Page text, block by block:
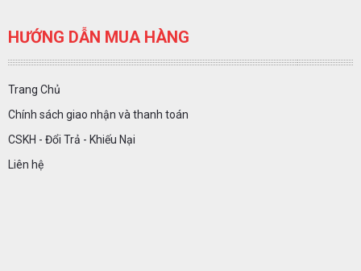
HƯỚNG DẪN MUA HÀNG
Trang Chủ
Chính sách giao nhận và thanh toán
CSKH - Đổi Trả - Khiếu Nại
Liên hệ